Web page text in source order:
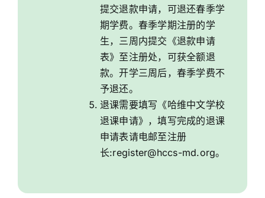
提交退款申请，可退还春季学
期学费。春季学期注册的学
生，三周内提交《退款申请
表》至注册处，可获全额退
款。开学三周后，春季学费不
予退还。
退课需要填写《哈维中文学校
退课申请》，填写完成的退课
申请表请电邮至注册
长:register@hccs-md.org。